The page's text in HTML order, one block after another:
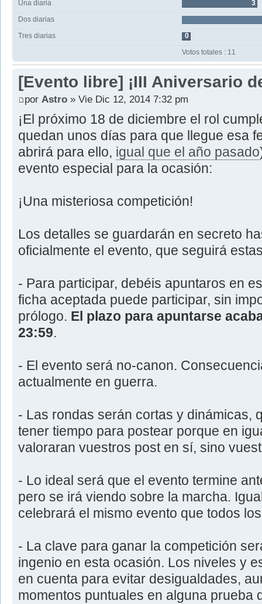
Una diaria
3
Dos diarias
Tres diarias
0
Votos totales : 11
[Evento libre] ¡III Aniversario
por Astro » Vie Dic 12, 2014 7:32 pm
¡El próximo 18 de diciembre el rol
quedan unos días para que llegue esa
abrirá para ello, igual que el año pasado
evento especial para la ocasión:
¡Una misteriosa competición!
Los detalles se guardarán en secreto
oficialmente el evento, que seguirá
- Para participar, debéis apuntaros en
ficha aceptada puede participar, sin
prólogo. El plazo para apuntarse
23:59.
- El evento será no-canon.
actualmente en guerra.
- Las rondas serán cortas y dinámicas,
tener tiempo para postear porque en
valoraran vuestros post en sí, sino
- Lo ideal será que el evento termine
pero se irá viendo sobre la marcha.
celebrará el mismo evento que todos
- La clave para ganar la competición
ingenio en esta ocasión. Los niveles y
en cuenta para evitar desigualdades,
momentos puntuales en alguna prueba